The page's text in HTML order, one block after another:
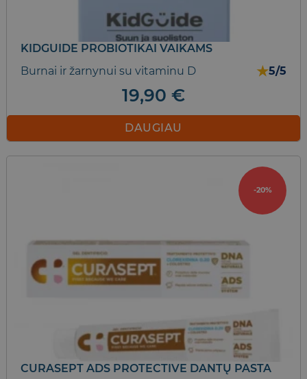
KIDGUIDE PROBIOTIKAI VAIKAMS
Burnai ir žarnynui su vitaminu D
★5/5
19,90 €
DAUGIAU
-20%
CURASEPT ADS PROTECTIVE DANTŲ PASTA